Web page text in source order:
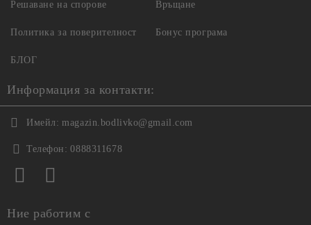
Решаване на спорове
Политика за поверителност
Връщане
Бонус програма
БЛОГ
Информация за контакти:
Имейл: magazin.bodlivko@gmail.com
Телефон: 0888311678
Ние работим с